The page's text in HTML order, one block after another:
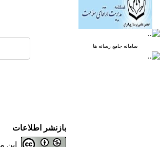
سامانه جامع رسانه ها
بازنشر اطلاعات
این